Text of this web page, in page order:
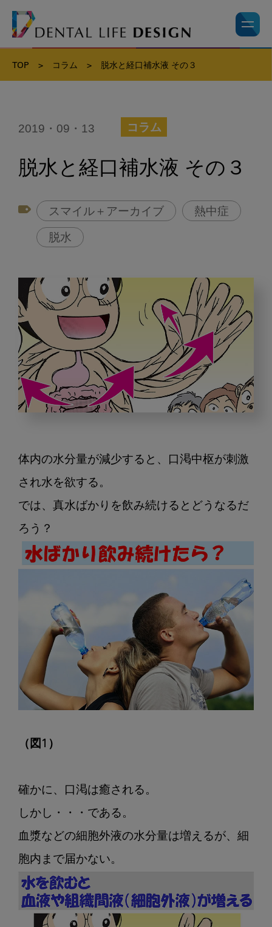
TOP > コラム > 脱水と経口補水液 その３
2019・09・13 コラム
脱水と経口補水液 その３
スマイル＋アーカイブ 熱中症
脱水
と
経
口
補
液
の
体内の水分量が減少すると、口渇中枢が刺激
され水を欲する。
では、真水ばかりを飲み続けるとどうなるだ
（図1）
確かに、口渇は癒される。
しかし・・・である。
血漿などの細胞外液の水分量は増えるが、細